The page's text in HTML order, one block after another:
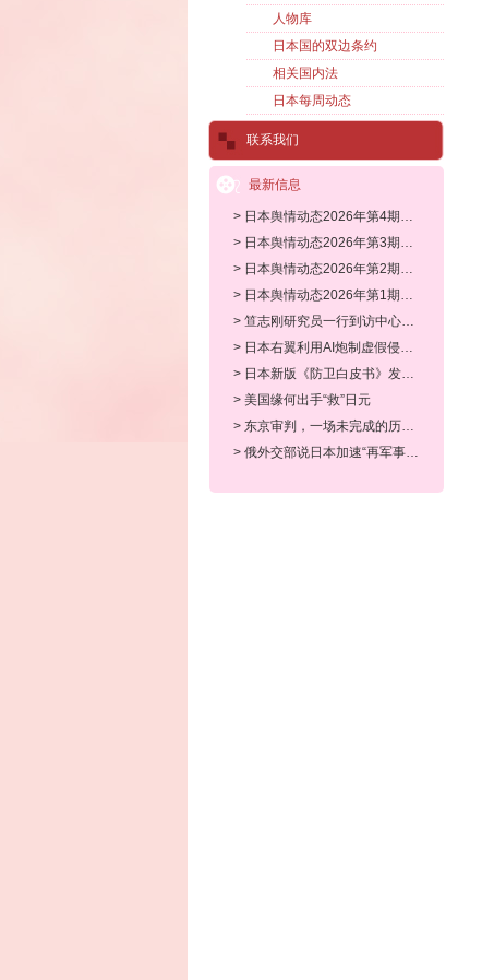
人物库
日本国的双边条约
相关国内法
日本每周动态
联系我们
最新信息
> 日本舆情动态2026年第4期（2026.
> 日本舆情动态2026年第3期（2026.
> 日本舆情动态2026年第2期（2026.
> 日本舆情动态2026年第1期（2026.
> 笪志刚研究员一行到访中心调研
> 日本右翼利用AI炮制虚假侵华史，
> 日本新版《防卫白皮书》发出危险
> 美国缘何出手“救”日元
> 东京审判，一场未完成的历史清算
> 俄外交部说日本加速“再军事化”